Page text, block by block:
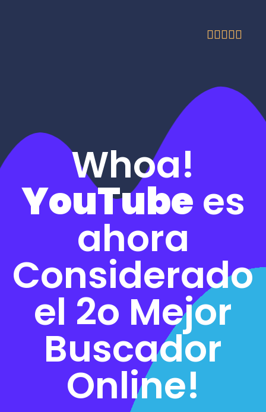

Whoa!
YouTube es
ahora
Considerado
el 2o Mejor
Buscador
Online!